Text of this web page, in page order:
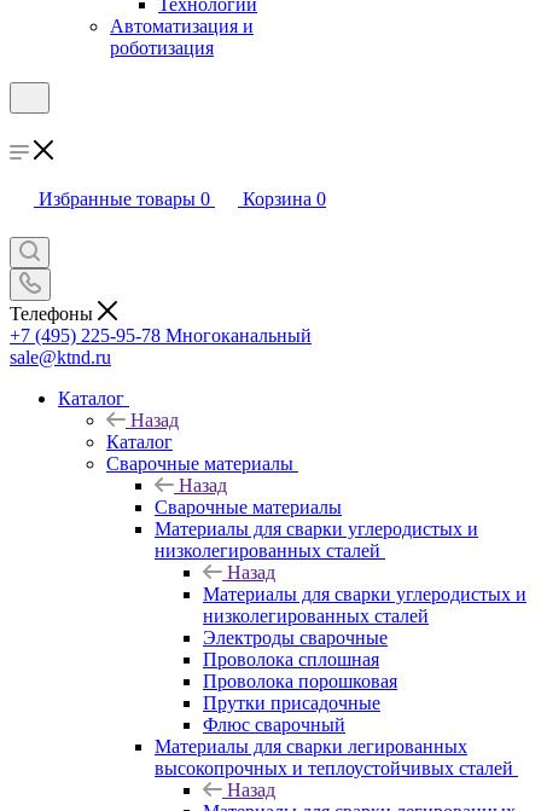
Технологии
Автоматизация и
роботизация
Избранные товары 0 Корзина 0
Телефоны
+7 (495) 225-95-78 Многоканальный
sale@ktnd.ru
Каталог
Назад
Каталог
Сварочные материалы
Назад
Сварочные материалы
Материалы для сварки углеродистых и
низколегированных сталей
Назад
Материалы для сварки углеродистых и
низколегированных сталей
Электроды сварочные
Проволока сплошная
Проволока порошковая
Прутки присадочные
Флюс сварочный
Материалы для сварки легированных
высокопрочных и теплоустойчивых сталей
Назад